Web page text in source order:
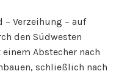
– Verzeihung – auf
den Südwesten
Abstecher nach
schließlich nach